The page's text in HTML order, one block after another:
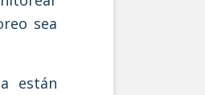
sea
están